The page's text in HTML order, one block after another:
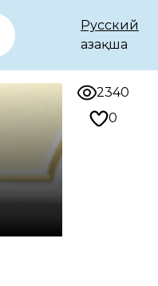
Русский
Қазақша
2340
0